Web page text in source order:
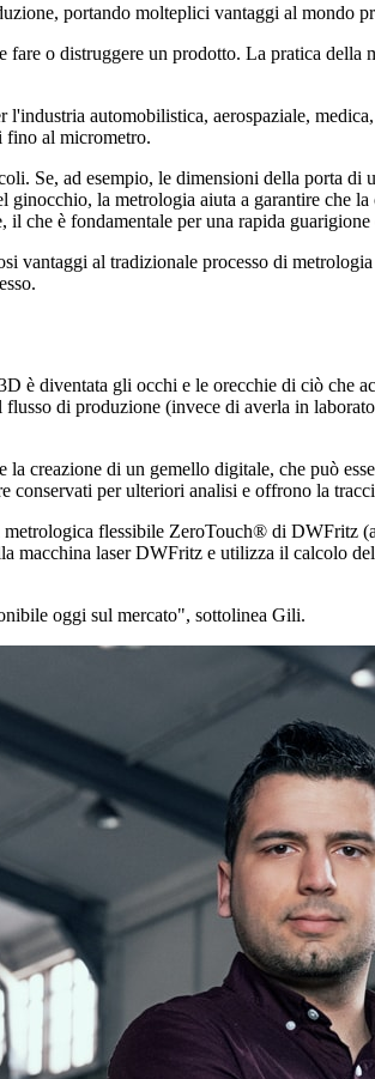
portando molteplici vantaggi al mondo
o distruggere un prodotto. La pratica
automobilistica, aerospaziale,
fino al micrometro.
Se, ad esempio, le dimensioni della porta di
la metrologia aiuta a garantire che
che è fondamentale per una rapida
vantaggi al tradizionale processo di
è diventata gli occhi e le orecchie di ciò che
di produzione (invece di averla in
creazione di un gemello digitale, che può
conservati per ulteriori analisi e offrono la
flessibile ZeroTouch® di
macchina laser DWFritz e utilizza il calcolo
oggi sul mercato", sottolinea Gili.